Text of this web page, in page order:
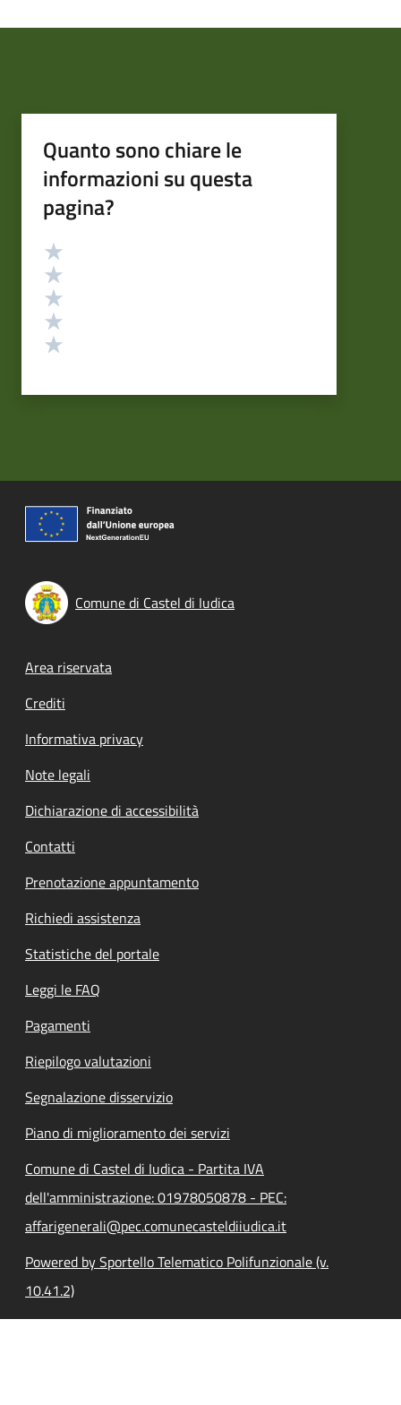
Quanto sono chiare le
informazioni su questa
pagina?
Valutazione
Comune di Castel di Iudica
Footer menu
Area riservata
Crediti
Informativa privacy
Note legali
Dichiarazione di accessibilità
Contatti
Prenotazione appuntamento
Richiedi assistenza
Statistiche del portale
Leggi le FAQ
Pagamenti
Riepilogo valutazioni
Segnalazione disservizio
Piano di miglioramento dei servizi
Comune di Castel di Iudica - Partita IVA
dell'amministrazione: 01978050878 - PEC:
affarigenerali@pec.comunecasteldiiudica.it
Powered by Sportello Telematico Polifunzionale (v.
10.41.2)